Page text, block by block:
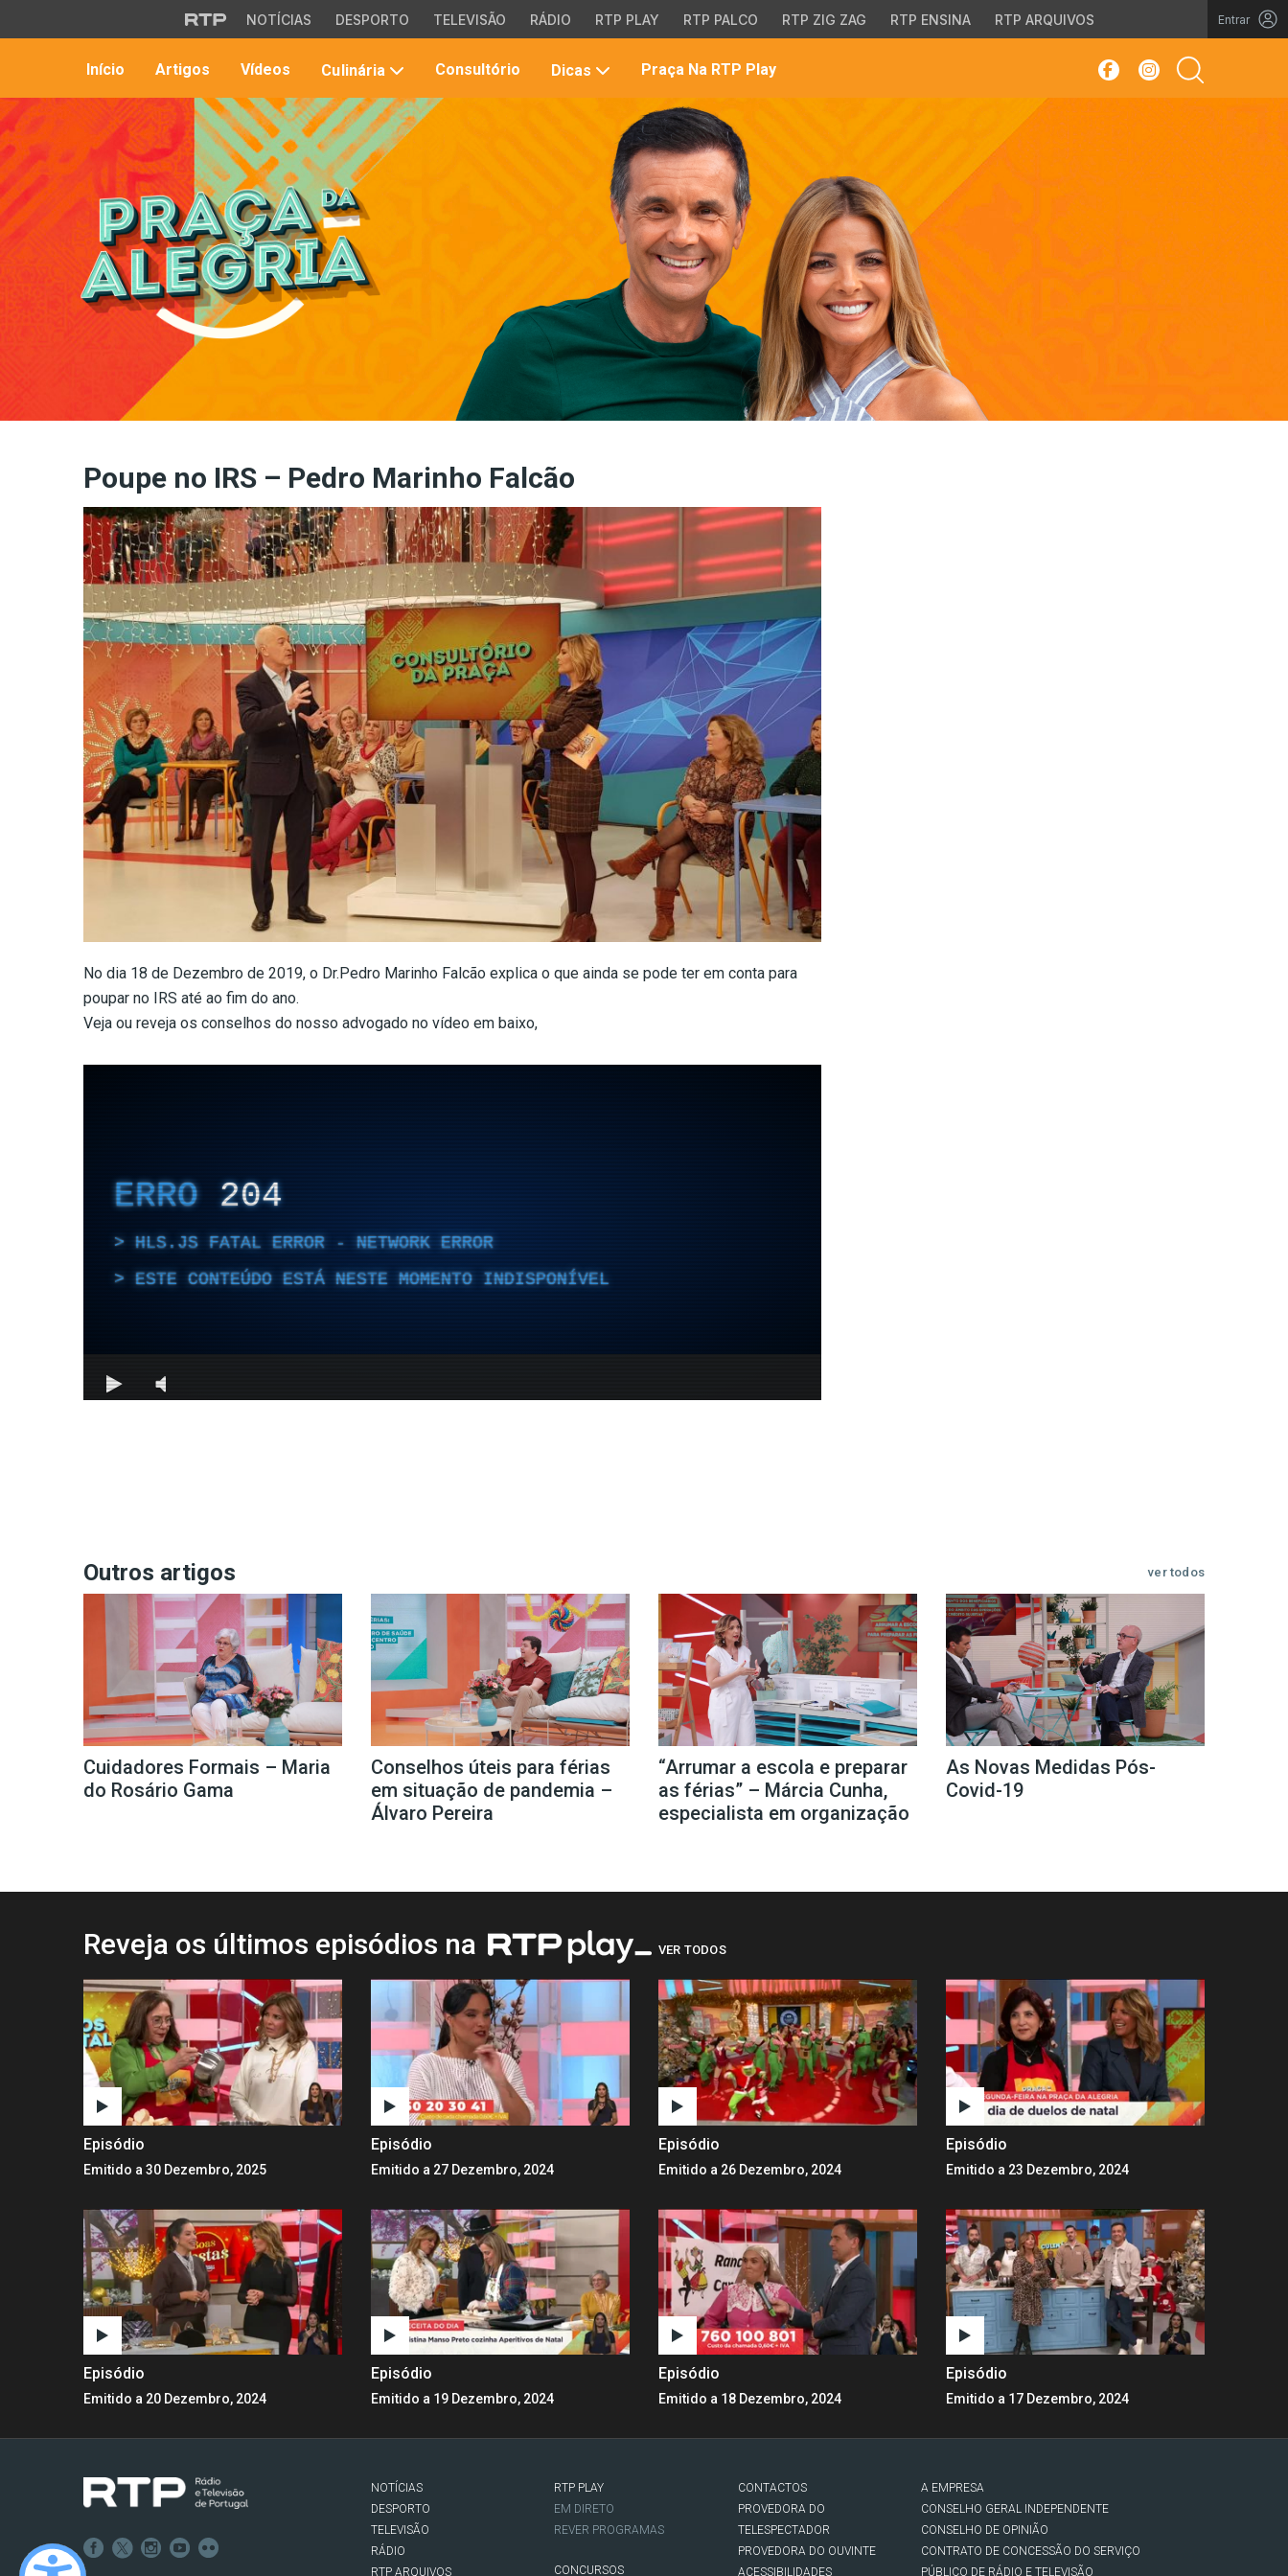
Saltar para o conteúdo principal
NOTÍCIAS DESPORTO TELEVISÃO RÁDIO RTP PLAY RTP PALCO RTP ZIG ZAG RTP ENSINA RTP ARQUIVOS Entrar
Início Artigos Vídeos Culinária Consultório Dicas Praça Na RTP Play
site
Poupe no IRS – Pedro Marinho Falcão
No dia 18 de Dezembro de 2019, o Dr.Pedro Marinho Falcão explica o que ainda se pode ter em conta para
poupar no IRS até ao fim do ano.
Veja ou reveja os conselhos do nosso advogado no vídeo em baixo,
Outros artigos ver todos
Cuidadores Formais – Maria
do Rosário Gama
Conselhos úteis para férias
em situação de pandemia –
Álvaro Pereira
“Arrumar a escola e preparar
as férias” – Márcia Cunha,
especialista em organização
As Novas Medidas Pós-
Covid-19
Reveja os últimos episódios na VER TODOS
Episódio
Emitido a 30 Dezembro, 2025
Episódio
Emitido a 27 Dezembro, 2024
Episódio
Emitido a 26 Dezembro, 2024
Episódio
Emitido a 23 Dezembro, 2024
Episódio
Emitido a 20 Dezembro, 2024
Episódio
Emitido a 19 Dezembro, 2024
Episódio
Emitido a 18 Dezembro, 2024
Episódio
Emitido a 17 Dezembro, 2024
NOTÍCIAS
DESPORTO
TELEVISÃO
RÁDIO
RTP ARQUIVOS
RTP PLAY
EM DIRETO
REVER PROGRAMAS
CONCURSOS
CONTACTOS
PROVEDORA DO
TELESPECTADOR
PROVEDORA DO OUVINTE
ACESSIBILIDADES
A EMPRESA
CONSELHO GERAL INDEPENDENTE
CONSELHO DE OPINIÃO
CONTRATO DE CONCESSÃO DO SERVIÇO
PÚBLICO DE RÁDIO E TELEVISÃO